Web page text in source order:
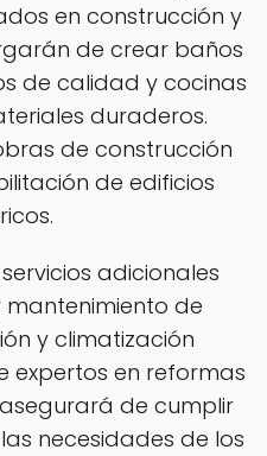
en construcción y
de crear baños
de calidad y cocinas
duraderos.
de construcción
de edificios
adicionales
de
y climatización
expertos en reformas
de cumplir
necesidades de los